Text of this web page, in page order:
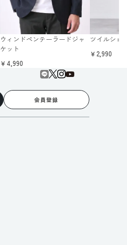
ウィンドペンテーラードジャ
ケット
￥4,990
ツイルショ
￥2,990
会員登録